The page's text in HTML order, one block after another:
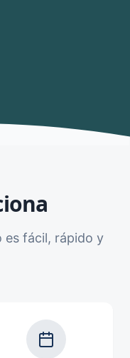
es fácil, rápido y